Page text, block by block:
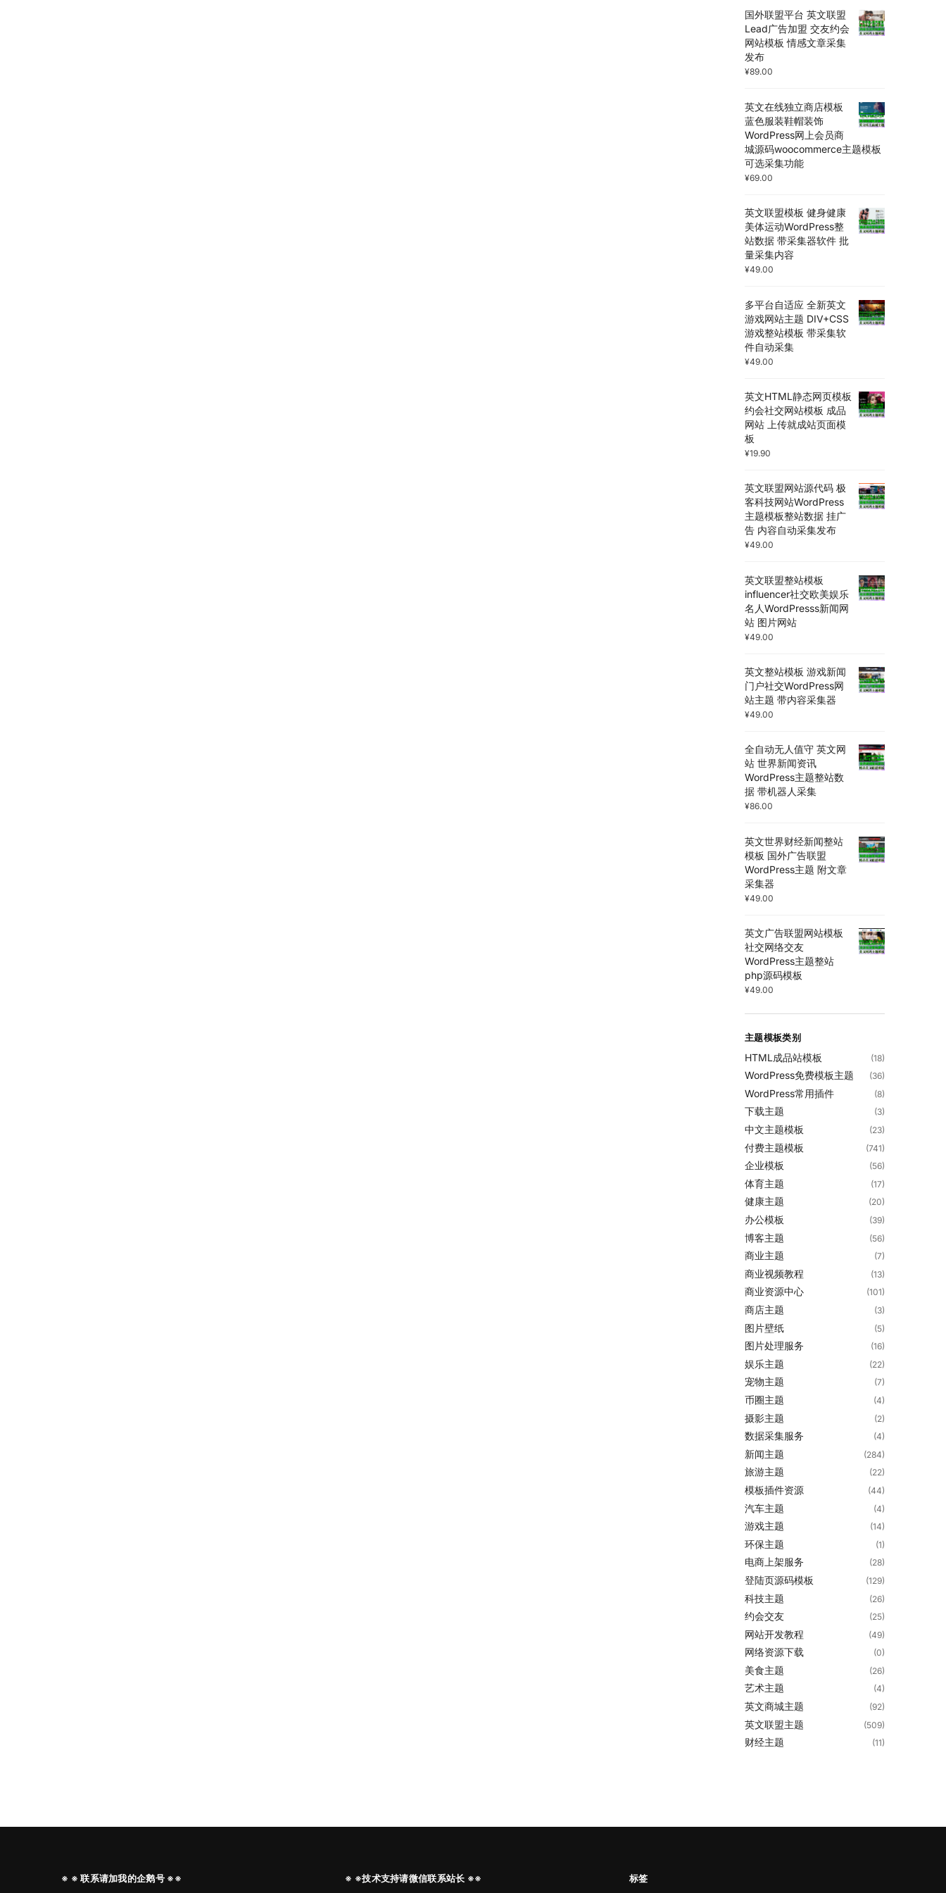
国外联盟平台 英文联盟
Lead广告加盟 交友约会
网站模板 情感文章采集
发布
¥89.00
英文在线独立商店模板
蓝色服装鞋帽装饰
WordPress网上会员商
城源码woocommerce主题模板
可选采集功能
¥69.00
英文联盟模板 健身健康
美体运动WordPress整
站数据 带采集器软件 批
量采集内容
¥49.00
多平台自适应 全新英文
游戏网站主题 DIV+CSS
游戏整站模板 带采集软
件自动采集
¥49.00
英文HTML静态网页模板
约会社交网站模板 成品
网站 上传就成站页面模
板
¥19.90
英文联盟网站源代码 极
客科技网站WordPress
主题模板整站数据 挂广
告 内容自动采集发布
¥49.00
英文联盟整站模板
influencer社交欧美娱乐
名人WordPresss新闻网
站 图片网站
¥49.00
英文整站模板 游戏新闻
门户社交WordPress网
站主题 带内容采集器
¥49.00
全自动无人值守 英文网
站 世界新闻资讯
WordPress主题整站数
据 带机器人采集
¥86.00
英文世界财经新闻整站
模板 国外广告联盟
WordPress主题 附文章
采集器
¥49.00
英文广告联盟网站模板
社交网络交友
WordPress主题整站
php源码模板
¥49.00
主题模板类别
HTML成品站模板 (18)
WordPress免费模板主题 (36)
WordPress常用插件 (8)
下载主题 (3)
中文主题模板 (23)
付费主题模板 (741)
企业模板 (56)
体育主题 (17)
健康主题 (20)
办公模板 (39)
博客主题 (56)
商业主题 (7)
商业视频教程 (13)
商业资源中心 (101)
商店主题 (3)
图片壁纸 (5)
图片处理服务 (16)
娱乐主题 (22)
宠物主题 (7)
币圈主题 (4)
摄影主题 (2)
数据采集服务 (4)
新闻主题 (284)
旅游主题 (22)
模板插件资源 (44)
汽车主题 (4)
游戏主题 (14)
环保主题 (1)
电商上架服务 (28)
登陆页源码模板 (129)
科技主题 (26)
约会交友 (25)
网站开发教程 (49)
网络资源下载 (0)
美食主题 (26)
艺术主题 (4)
英文商城主题 (92)
英文联盟主题 (509)
财经主题 (11)
※ ※ 联系请加我的企鹅号 ※※ ※ ※技术支持请微信联系站长 ※※ 标签